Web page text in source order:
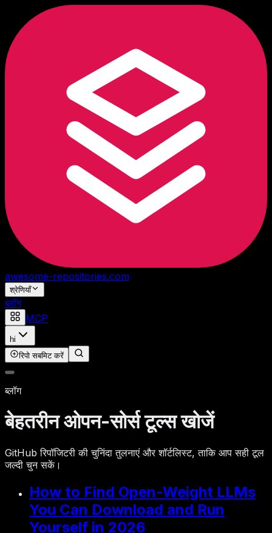
awesome-repositories.com
श्रेणियाँ
ब्लॉग
MCP
hi
रिपो सबमिट करें
ब्लॉग
बेहतरीन ओपन-सोर्स टूल्स खोजें
GitHub रिपॉजिटरी की चुनिंदा तुलनाएं और शॉर्टलिस्ट, ताकि आप सही टूल
जल्दी चुन सकें।
How to Find Open-Weight LLMs
You Can Download and Run
Yourself in 2026